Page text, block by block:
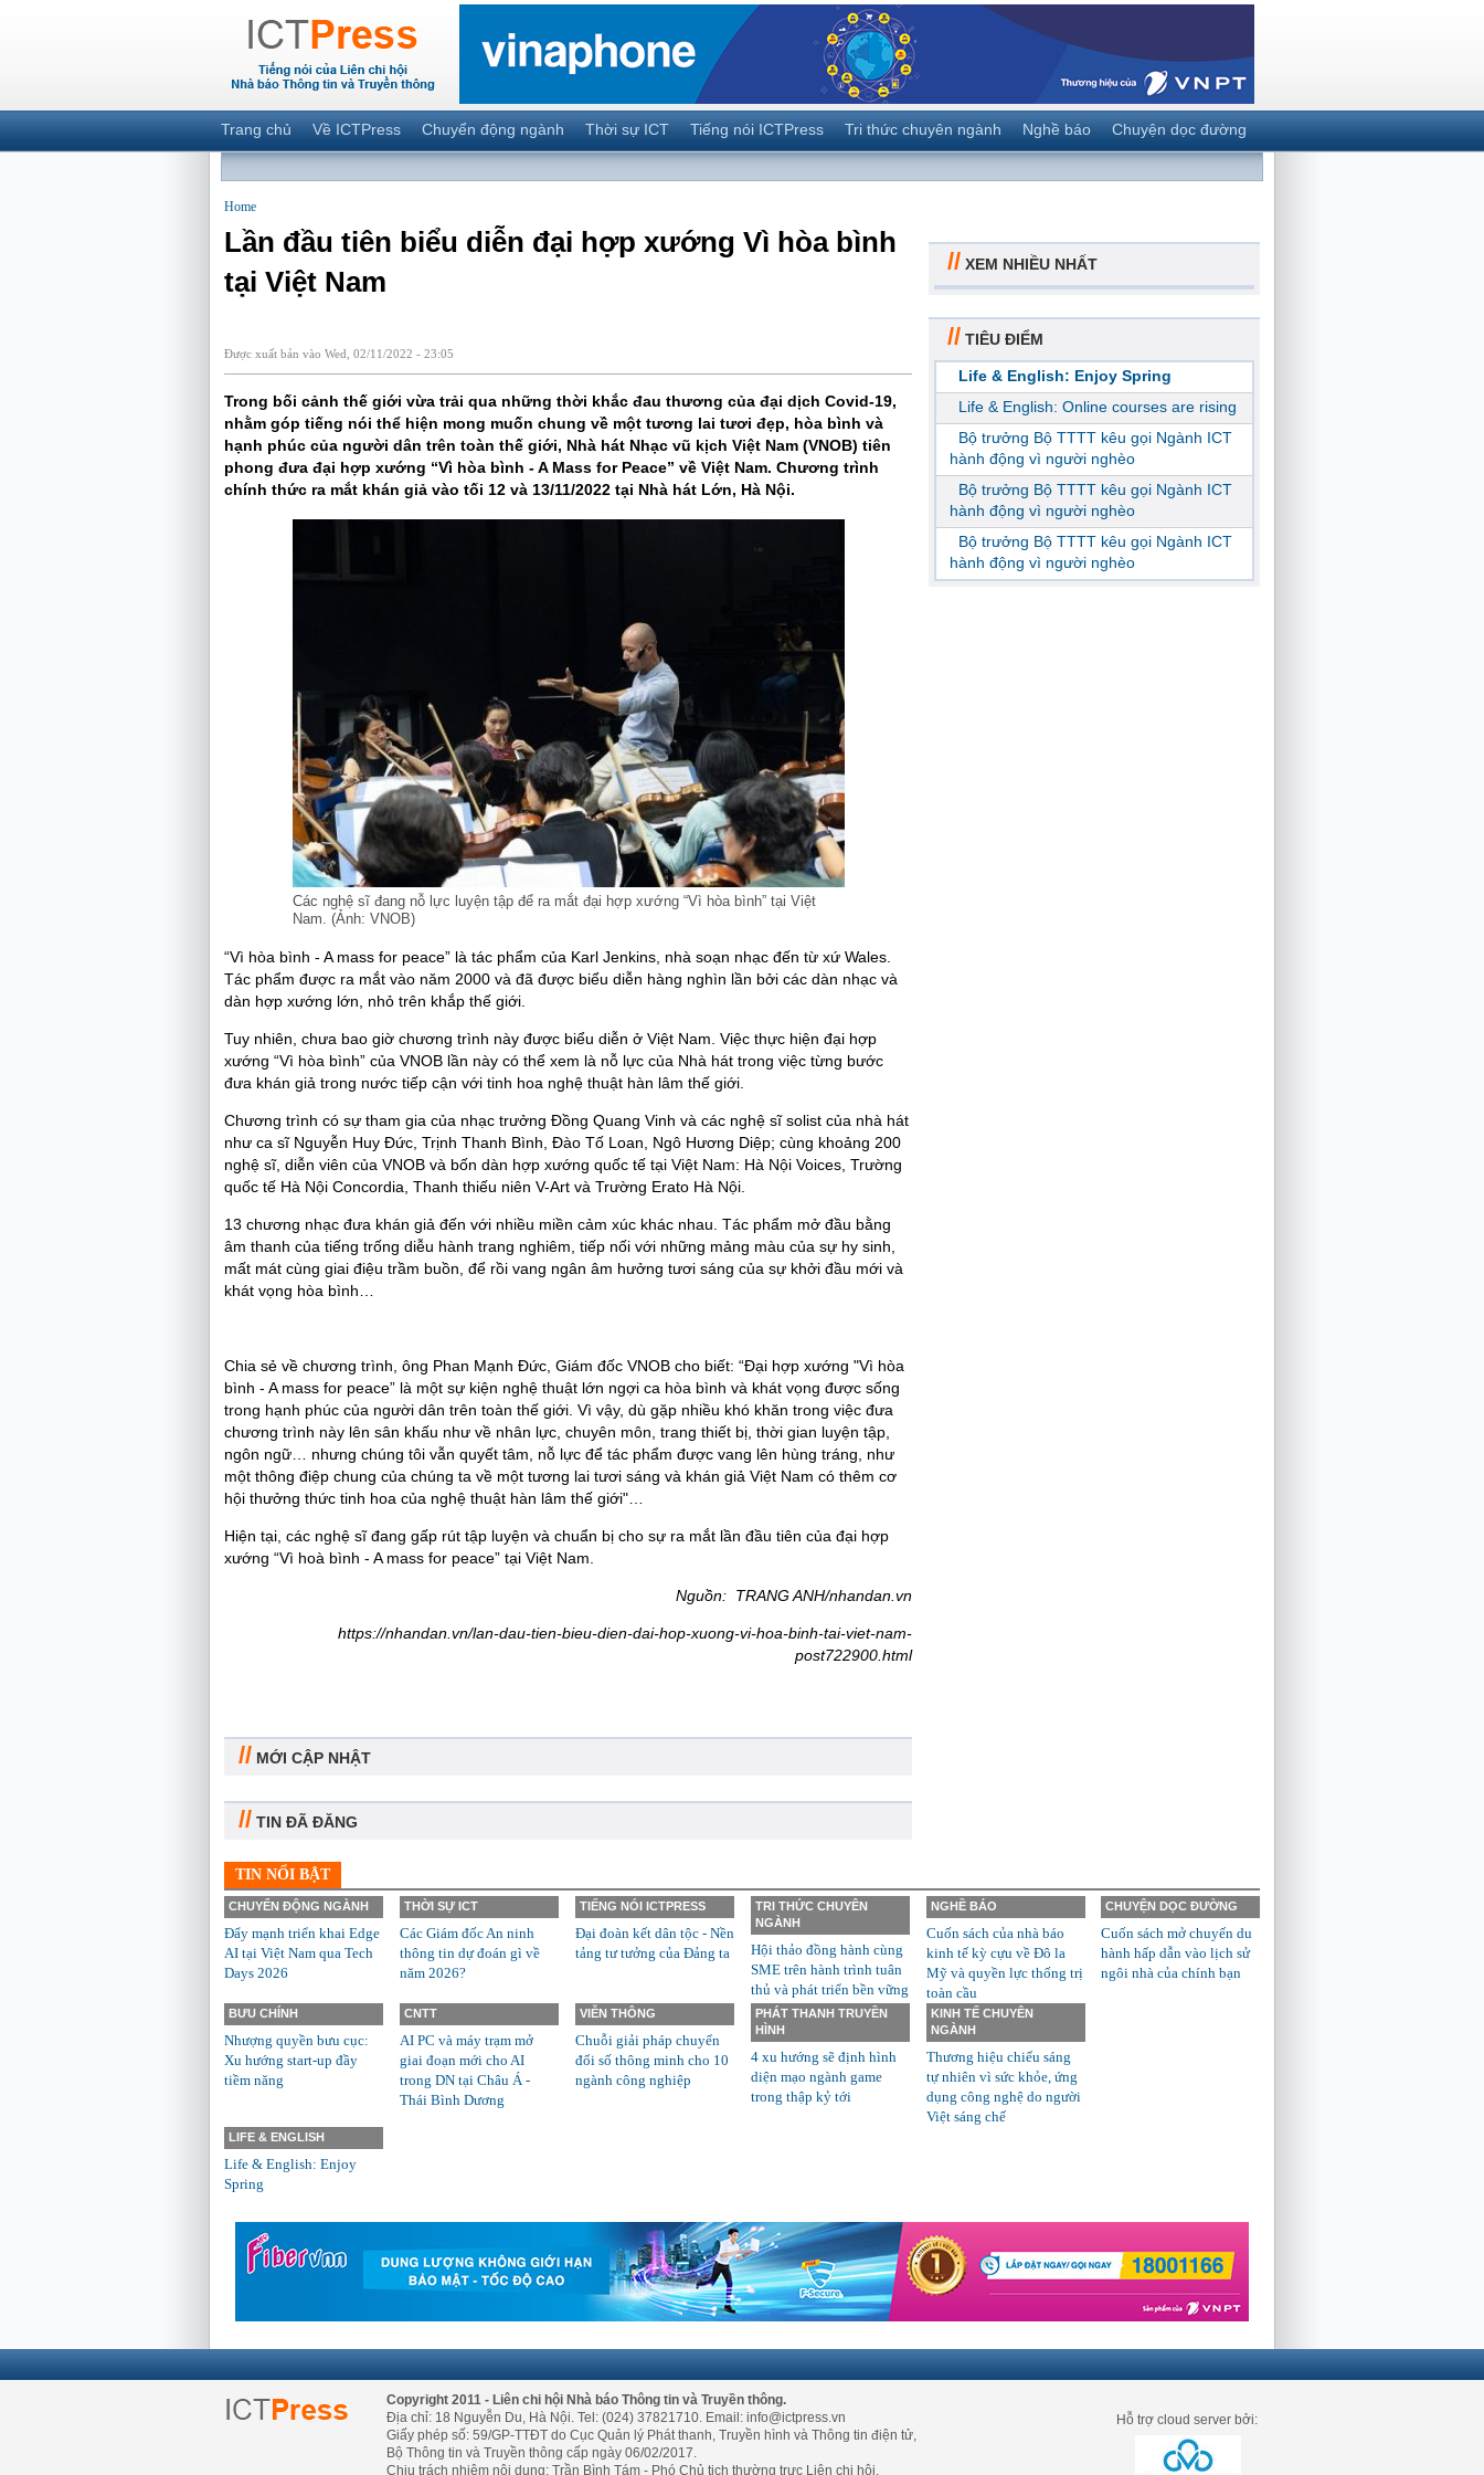
Trang chủ Về ICTPress Chuyển động ngành Thời sự ICT Tiếng nói ICTPress Tri thức chuyên ngành Nghề báo Chuyện dọc đường
Home
Lần đầu tiên biểu diễn đại hợp xướng Vì hòa bình
tại Việt Nam
Được xuất bản vào Wed, 02/11/2022 - 23:05
Trong bối cảnh thế giới vừa trải qua những thời khắc đau thương của đại dịch Covid-19,
nhằm góp tiếng nói thể hiện mong muốn chung về một tương lai tươi đẹp, hòa bình và
hạnh phúc của người dân trên toàn thế giới, Nhà hát Nhạc vũ kịch Việt Nam (VNOB) tiên
phong đưa đại hợp xướng “Vì hòa bình - A Mass for Peace” về Việt Nam. Chương trình
chính thức ra mắt khán giả vào tối 12 và 13/11/2022 tại Nhà hát Lớn, Hà Nội.
Các nghệ sĩ đang nỗ lực luyện tập để ra mắt đại hợp xướng “Vì hòa bình” tại Việt
Nam. (Ảnh: VNOB)
“Vì hòa bình - A mass for peace” là tác phẩm của Karl Jenkins, nhà soạn nhạc đến từ xứ Wales.
Tác phẩm được ra mắt vào năm 2000 và đã được biểu diễn hàng nghìn lần bởi các dàn nhạc và
dàn hợp xướng lớn, nhỏ trên khắp thế giới.
Tuy nhiên, chưa bao giờ chương trình này được biểu diễn ở Việt Nam. Việc thực hiện đại hợp
xướng “Vì hòa bình” của VNOB lần này có thể xem là nỗ lực của Nhà hát trong việc từng bước
đưa khán giả trong nước tiếp cận với tinh hoa nghệ thuật hàn lâm thế giới.
Chương trình có sự tham gia của nhạc trưởng Đồng Quang Vinh và các nghệ sĩ solist của nhà hát
như ca sĩ Nguyễn Huy Đức, Trịnh Thanh Bình, Đào Tố Loan, Ngô Hương Diệp; cùng khoảng 200
nghệ sĩ, diễn viên của VNOB và bốn dàn hợp xướng quốc tế tại Việt Nam: Hà Nội Voices, Trường
quốc tế Hà Nội Concordia, Thanh thiếu niên V-Art và Trường Erato Hà Nội.
13 chương nhạc đưa khán giả đến với nhiều miền cảm xúc khác nhau. Tác phẩm mở đầu bằng
âm thanh của tiếng trống diễu hành trang nghiêm, tiếp nối với những mảng màu của sự hy sinh,
mất mát cùng giai điệu trầm buồn, để rồi vang ngân âm hưởng tươi sáng của sự khởi đầu mới và
khát vọng hòa bình…
Chia sẻ về chương trình, ông Phan Mạnh Đức, Giám đốc VNOB cho biết: “Đại hợp xướng "Vì hòa
bình - A mass for peace” là một sự kiện nghệ thuật lớn ngợi ca hòa bình và khát vọng được sống
trong hạnh phúc của người dân trên toàn thế giới. Vì vậy, dù gặp nhiều khó khăn trong việc đưa
chương trình này lên sân khấu như về nhân lực, chuyên môn, trang thiết bị, thời gian luyện tập,
ngôn ngữ… nhưng chúng tôi vẫn quyết tâm, nỗ lực để tác phẩm được vang lên hùng tráng, như
một thông điệp chung của chúng ta về một tương lai tươi sáng và khán giả Việt Nam có thêm cơ
hội thưởng thức tinh hoa của nghệ thuật hàn lâm thế giới"…
Hiện tại, các nghệ sĩ đang gấp rút tập luyện và chuẩn bị cho sự ra mắt lần đầu tiên của đại hợp
xướng “Vì hoà bình - A mass for peace” tại Việt Nam.
Nguồn: TRANG ANH/nhandan.vn
https://nhandan.vn/lan-dau-tien-bieu-dien-dai-hop-xuong-vi-hoa-binh-tai-viet-nam-
post722900.html
// MỚI CẬP NHẬT
// TIN ĐÃ ĐĂNG
// XEM NHIỀU NHẤT
// TIÊU ĐIỂM
Life & English: Enjoy Spring
Life & English: Online courses are rising
Bộ trưởng Bộ TTTT kêu gọi Ngành ICT
hành động vì người nghèo
Bộ trưởng Bộ TTTT kêu gọi Ngành ICT
hành động vì người nghèo
Bộ trưởng Bộ TTTT kêu gọi Ngành ICT
hành động vì người nghèo
TIN NỔI BẬT
CHUYỂN ĐỘNG NGÀNH
Đẩy mạnh triển khai Edge
AI tại Việt Nam qua Tech
Days 2026
THỜI SỰ ICT
Các Giám đốc An ninh
thông tin dự đoán gì về
năm 2026?
TIẾNG NÓI ICTPRESS
Đại đoàn kết dân tộc - Nền
tảng tư tưởng của Đảng ta
TRI THỨC CHUYÊN
NGÀNH
Hội thảo đồng hành cùng
SME trên hành trình tuân
thủ và phát triển bền vững
NGHỀ BÁO
Cuốn sách của nhà báo
kinh tế kỳ cựu về Đô la
Mỹ và quyền lực thống trị
toàn cầu
CHUYỆN DỌC ĐƯỜNG
Cuốn sách mở chuyến du
hành hấp dẫn vào lịch sử
ngôi nhà của chính bạn
BƯU CHÍNH
Nhượng quyền bưu cục:
Xu hướng start-up đầy
tiềm năng
CNTT
AI PC và máy trạm mở
giai đoạn mới cho AI
trong DN tại Châu Á -
Thái Bình Dương
VIỄN THÔNG
Chuỗi giải pháp chuyển
đổi số thông minh cho 10
ngành công nghiệp
PHÁT THANH TRUYỀN
HÌNH
4 xu hướng sẽ định hình
diện mạo ngành game
trong thập kỷ tới
KINH TẾ CHUYÊN
NGÀNH
Thương hiệu chiếu sáng
tự nhiên vì sức khỏe, ứng
dụng công nghệ do người
Việt sáng chế
LIFE & ENGLISH
Life & English: Enjoy
Spring
Copyright 2011 - Liên chi hội Nhà báo Thông tin và Truyền thông.
Địa chỉ: 18 Nguyễn Du, Hà Nội. Tel: (024) 37821710. Email: info@ictpress.vn
Giấy phép số: 59/GP-TTĐT do Cục Quản lý Phát thanh, Truyền hình và Thông tin điện tử,
Bộ Thông tin và Truyền thông cấp ngày 06/02/2017.
Chịu trách nhiệm nội dung: Trần Bình Tám - Phó Chủ tịch thường trực Liên chi hội.
Hỗ trợ cloud server bởi: